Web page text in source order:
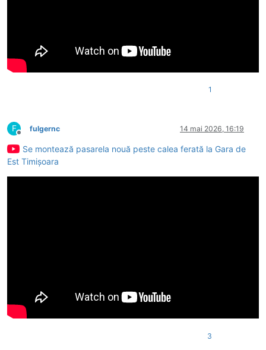
1
F
Deconectat
fulgernc 14 mai 2026, 16:19
Se montează pasarela nouă peste calea ferată la Gara de
Est Timișoara
3